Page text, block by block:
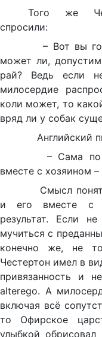
Того же Ч
спросили:
– Вот вы
может ли,
рай? Ведь если
милосердие
коли может, то
вряд ли у собак
Английский
– Сама по
вместе с хозяином –
Смысл
и его вместе с
результат. Если
мучиться с
конечно же, не
Честертон имел в
привязанность и
alterego. А
включая всё
то Офирское
улыбкой